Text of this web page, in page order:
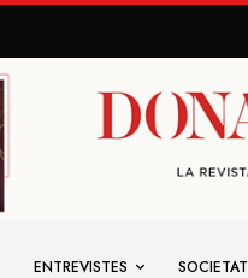
ENTREVISTES SOCIETAT